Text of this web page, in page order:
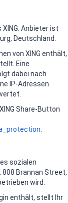
Anbieter ist
Deutschland.
von XING enthält,
Eine
dabei nach
IP-Adressen
Share-Button
sozialen
Brannan Street,
wird.
enthält, stellt Ihr